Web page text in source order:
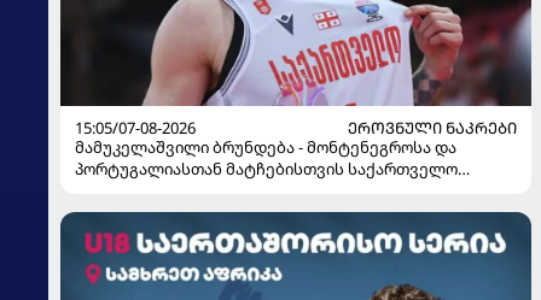
15:05/07-08-2026
ᲔᲠᲝᲕᲜᲣᲚᲘ ᲜᲐᲙᲠᲔᲑᲘ
მამუკელაშვილი ბრუნდება - მონტენეგროსა და
პორტუგალიასთან მატჩებისთვის საქართველო